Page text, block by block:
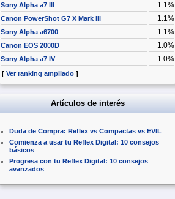
Sony Alpha a7 III 1.1%
Canon PowerShot G7 X Mark III 1.1%
Sony Alpha a6700 1.1%
Canon EOS 2000D 1.0%
Sony Alpha a7 IV 1.0%
[ Ver ranking ampliado ]
Artículos de interés
Duda de Compra: Reflex vs Compactas vs EVIL
Comienza a usar tu Reflex Digital: 10 consejos
básicos
Progresa con tu Reflex Digital: 10 consejos
avanzados